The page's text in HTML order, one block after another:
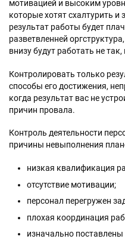
мотивацией и высоким
которые хотят схалтурить и
результат работы будет
разветвленней
внизу будут работать не
Контролировать только
способы его достижения,
когда результат вас не
причин провала.
Контроль деятельности
причины невыполнения
низкая квалификация
отсутствие мотивации;
персонал перегружен
плохая координация
изначально